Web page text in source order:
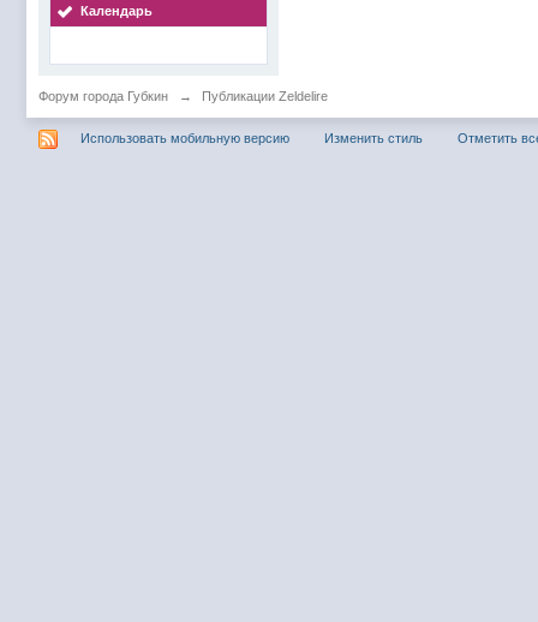
Календарь
Форум города Губкин → Публикации Zeldelire
Использовать мобильную версию Изменить стиль Отметить